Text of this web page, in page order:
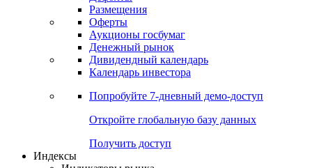
Получить доступ
Календарь
Календарь событий
Дефолты
Размещения
Оферты
Денежный рынок
Календарь инвестора
Попробуйте7-дневный